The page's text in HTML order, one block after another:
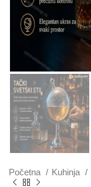
Početna Kuhinja